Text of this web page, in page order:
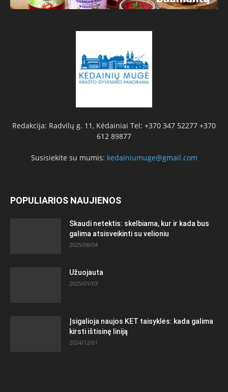
Redakcija: Radvilų g. 11, Kėdainiai Tel: +370 347 52277 +370
612 89877
Susisiekite su mumis: kedainiumuge@gmail.com
POPULIARIOS NAUJIENOS
Skaudi netektis: skelbiama, kur ir kada bus
galima atsisveikinti su velioniu
2025/08/04
Užuojauta
2025/01/03
Įsigalioja naujos KET taisyklės: kada galima
kirsti ištisinę liniją
2024/12/01